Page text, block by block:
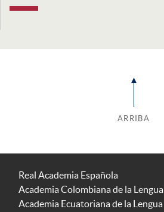
ARRIBA
Real Academia Española
Academia Colombiana de la Lengua
Academia Ecuatoriana de la Lengua